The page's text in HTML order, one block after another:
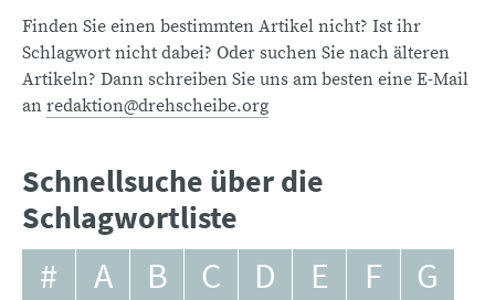
Finden Sie einen bestimmten Artikel nicht? Ist ihr
Schlagwort nicht dabei? Oder suchen Sie nach älteren
Artikeln? Dann schreiben Sie uns am besten eine E-Mail
an redaktion@drehscheibe.org
Schnellsuche über die
Schlagwortliste
# A B C D E F
G